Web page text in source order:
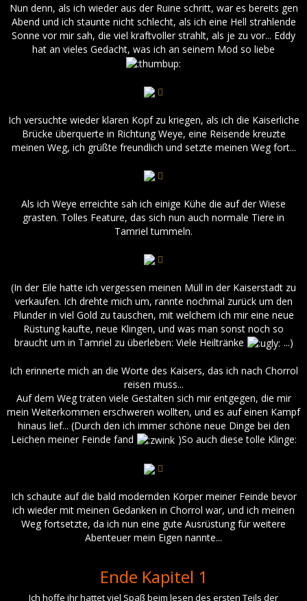
Nun denn, als ich wieder aus der Ruine schritt, war es bereits gen
Abend und ich staunte nicht schlecht, als ich eine Hell strahlende
Sonne vor mir sah, die viel kraftvoller strahlt, als je zu vor... Eddy
hat an vieles Gedacht, was ich an seinem Mod so liebe
Ich versuchte wieder klaren Kopf zu kriegen, als ich die Kaiserliche
Brücke überquerte in Richtung Weye, eine Reisende kreuzte
meinen Weg, ich grüßte freundlich und setzte meinen Weg fort...
Als ich Weye erreichte sah ich einige Kühe die auf der Wiese
grasten. Tolles Feature, das sich nun auch normale Tiere in
Tamriel tummeln.
(In der Eile hatte ich vergessen meinen Müll in der Kaiserstadt zu
verkaufen. Ich drehte mich um, rannte nochmal zurück um den
Plunder in viel Gold zu tauschen, mit welchem ich mir eine neue
Rüstung kaufte, neue Klingen, und was man sonst noch so
braucht um in Tamriel zu überleben: Viele Heiltränke
...)
Ich erinnerte mich an die Worte des Kaisers, das ich nach Chorrol
reisen muss...
Auf dem Weg traten viele Gestalten sich mir entgegen, die mir
mein Weiterkommen erschweren wollten, und es auf einen Kampf
hinaus lief... (Durch den ich immer schöne neue Dinge bei den
Leichen meiner Feinde fand
)So auch diese tolle Klinge:
Ich schaute auf die bald modernden Körper meiner Feinde bevor
ich wieder mit meinen Gedanken in Chorrol war, und ich meinen
Weg fortsetzte, da ich nun eine gute Ausrüstung für weitere
Abenteuer mein Eigen nannte...
Ende Kapitel 1
Ich hoffe ihr hattet viel Spaß beim lesen des ersten Teils der